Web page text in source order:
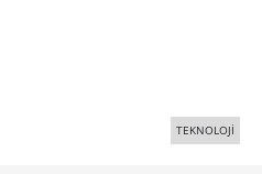
TEKNOLOJİ